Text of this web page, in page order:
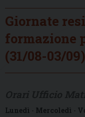
Giornate
formazione
(31/08-03/09)
Lunedì - Mercoledì -